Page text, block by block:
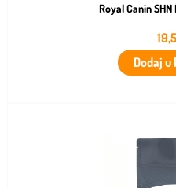
Royal Canin
Dodaj